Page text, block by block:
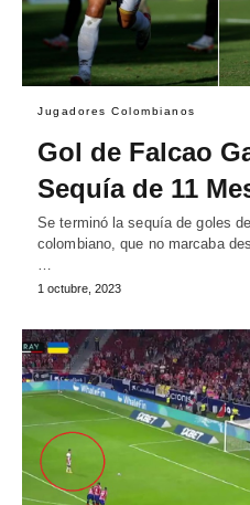
Jugadores Colombianos
Gol de Falcao
Sequía de 11
Se terminó la sequía de goles
colombiano, que no marcaba
1 octubre, 2023